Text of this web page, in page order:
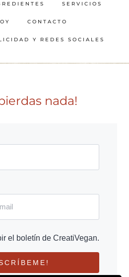
SERVICIOS
CONTACTO
Y REDES SOCIALES
nada!
el boletín de CreatiVegan.